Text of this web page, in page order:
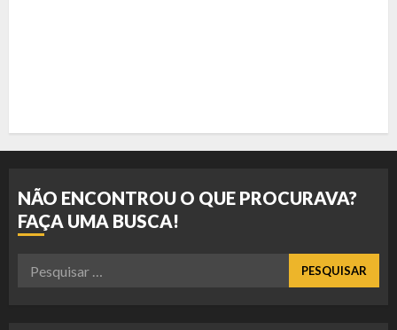
NÃO ENCONTROU O QUE PROCURAVA?
FAÇA UMA BUSCA!
Pesquisar